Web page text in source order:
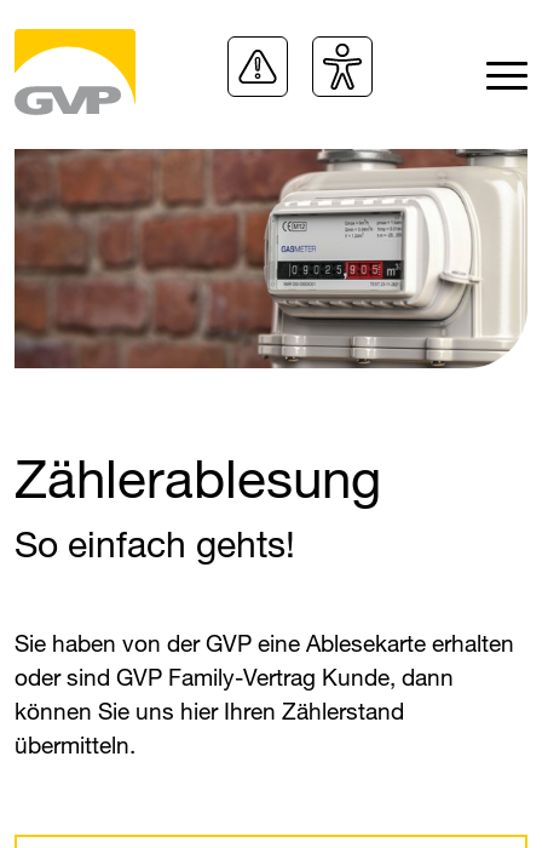
Zählerablesung
So einfach gehts!
Sie haben von der ​GVP ​ eine Ablesekarte erhalten
oder sind ​ GVP ​ Family-Vertrag Kunde, dann
können Sie uns hier Ihren Zählerstand
übermitteln.